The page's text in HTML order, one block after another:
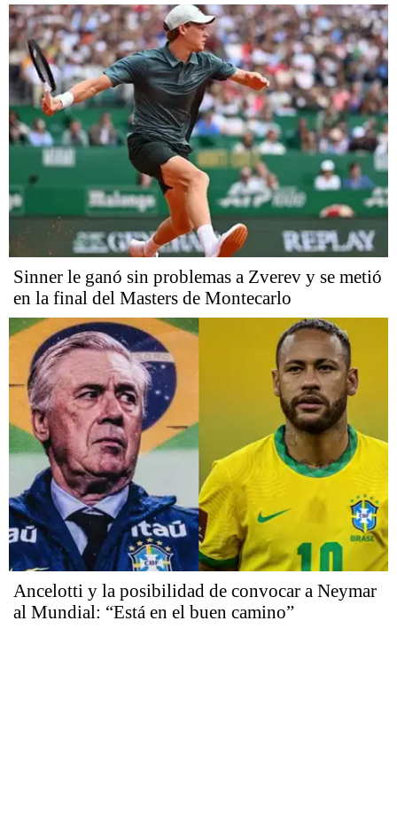
Sinner le ganó sin problemas a Zverev y se metió
en la final del Masters de Montecarlo
Ancelotti y la posibilidad de convocar a Neymar
al Mundial: “Está en el buen camino”